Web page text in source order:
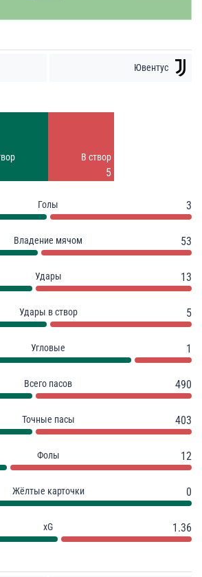
Ювентус
В створ
5
Голы 3
Владение мячом 53
Удары 13
Удары в створ 5
Угловые 1
Всего пасов 490
Точные пасы 403
Фолы 12
Жёлтые карточки 0
xG 1.36